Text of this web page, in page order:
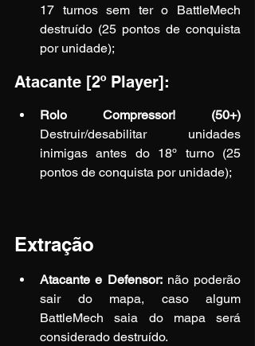
17 turnos sem ter o BattleMech
destruído (25 pontos de conquista
por unidade);
Atacante [2º Player]:
Destruir/desabilitar unidades
inimigas antes do 18º turno (25
pontos de conquista por unidade);
Extração
Atacante e Defensor: não poderão
sair do mapa, caso algum
BattleMech saia do mapa será
considerado destruído.